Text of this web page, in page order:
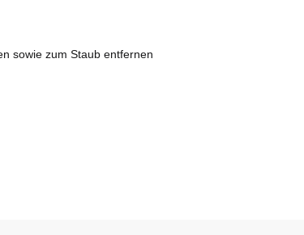
sowie zum Staub entfernen